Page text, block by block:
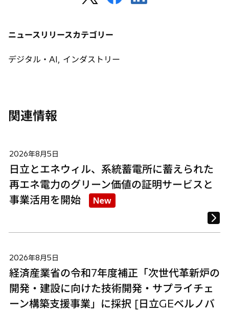
し
タ
で
し
ニュースリリースカテゴリー
デジタル・AI, インダストリー
関連情報
2026年8月5日
日立とエネウィル、系統蓄電所に蓄えられた
再エネ電力のグリーン価値の証明サービスと
事業活用を開始
New
2026年8月5日
経済産業省の令和7年度補正「次世代革新炉の
開発・建設に向けた技術開発・サプライチェ
ーン構築支援事業」に採択 [日立GEベルノバ